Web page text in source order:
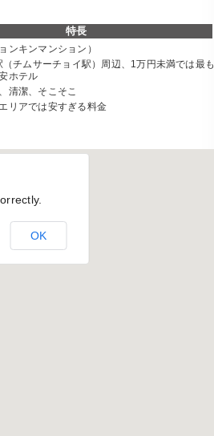
特長
ンキンマンション）
（チムサーチョイ駅）周辺、1万円未満では最も
ホテル
清潔、そこそこ
リアでは安すぎる料金
OK